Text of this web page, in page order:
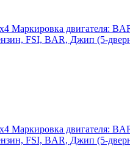
двигателя:
FSI, BAR, Джип (5-
двигателя:
FSI, BAR, Джип (5-